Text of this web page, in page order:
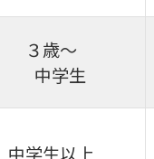
３歳～
中学生
中学生以上